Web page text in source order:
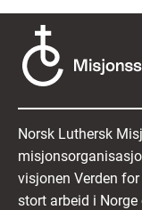
Norsk Luthersk
visjonen Verden
stort arbeid i